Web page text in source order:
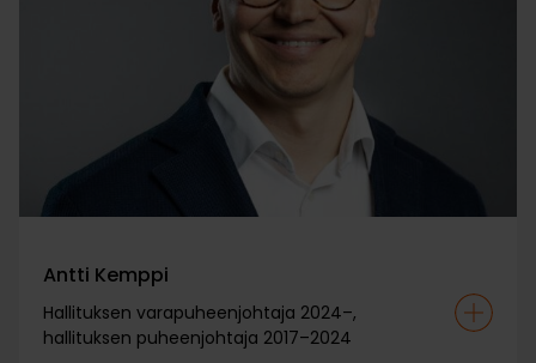
Antti Kemppi
Hallituksen varapuheenjohtaja 2024–,
hallituksen puheenjohtaja 2017–2024